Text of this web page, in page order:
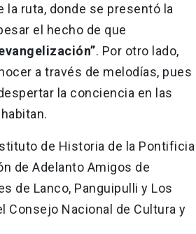
ruta, donde se presentó la
el hecho de que
. Por otro lado,
a través de melodías, pues
la conciencia en las
de Historia de la Pontificia
de Adelanto Amigos de
de Lanco, Panguipulli y Los
Consejo Nacional de Cultura y